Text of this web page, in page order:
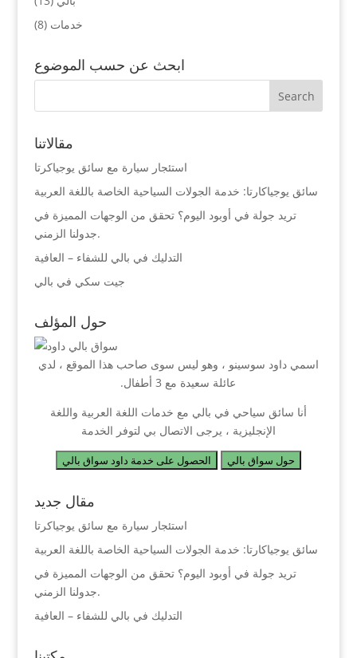
خدمات (8)
ابحث عن حسب الموضوع
مقالاتنا
استئجار سيارة مع سائق يوجياكرتا
سائق يوجياكارتا: خدمة الجولات السياحية الخاصة باللغة العربية
تريد جولة في أوبود اليوم؟ تحقق من الوجهات المميزة في
جدولنا الزمني.
التدليك في بالي للشفاء – العافية
جيت سكي في بالي
حول المؤلف
اسمي داود سوسينو ، وهو ليس سوى صاحب هذا الموقع ، لدي
عائلة سعيدة مع 3 أطفال.
أنا سائق سياحي في بالي مع خدمات اللغة العربية واللغة
الإنجليزية ، يرجى الاتصال بي لتوفر الخدمة
الحصول على خدمة داود سواق بالي حول سواق بالي
مقال جديد
استئجار سيارة مع سائق يوجياكرتا
سائق يوجياكارتا: خدمة الجولات السياحية الخاصة باللغة العربية
تريد جولة في أوبود اليوم؟ تحقق من الوجهات المميزة في
جدولنا الزمني.
التدليك في بالي للشفاء – العافية